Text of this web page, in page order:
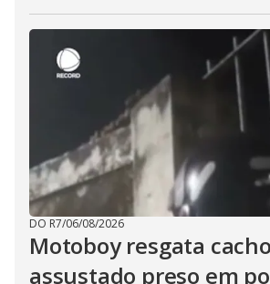
DO R7/06/08/2026
Motoboy resgata
assustado preso em